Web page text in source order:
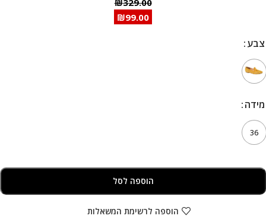
₪329.00
₪99.00
צבע
צבע
מידה
מידה
36
הוספה לסל
הוספה לרשימת המשאלות